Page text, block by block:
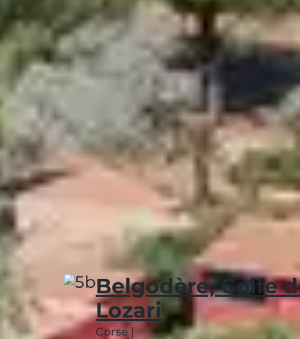
SE
Le Club Belambra de Belgodère est
km
à quelques pas. Vous y profitez
base nautiquepour vous initier au
pendant que les parents s'offrent un
Belgodère, Golfe
Lozari
Corse |